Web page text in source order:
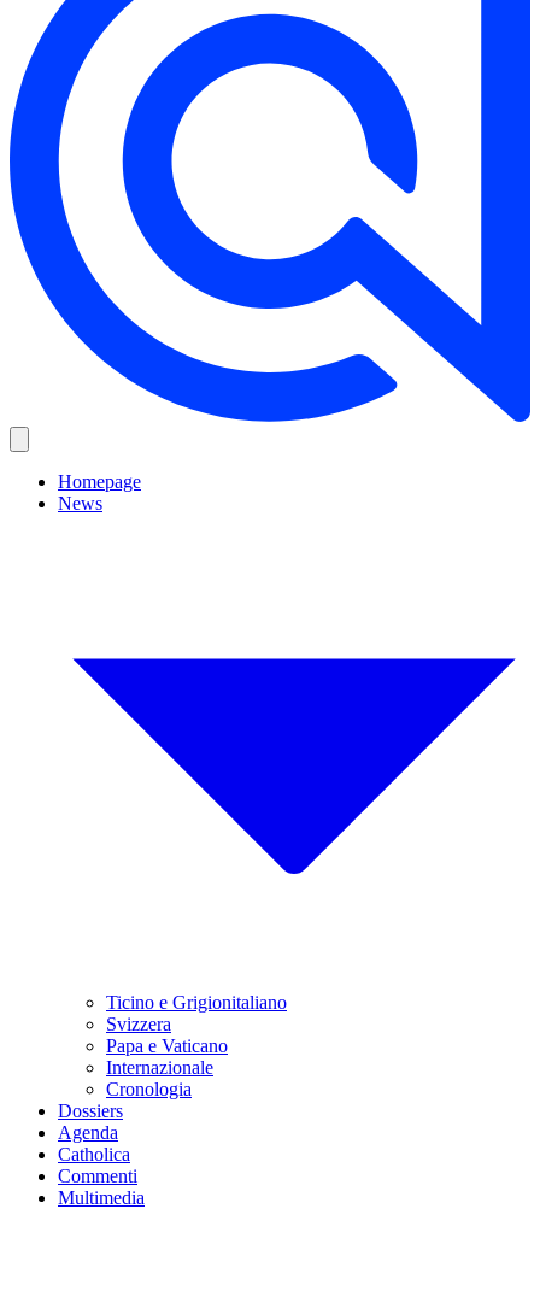
Homepage
News
Ticino e Grigionitaliano
Svizzera
Papa e Vaticano
Internazionale
Cronologia
Dossiers
Agenda
Catholica
Commenti
Multimedia